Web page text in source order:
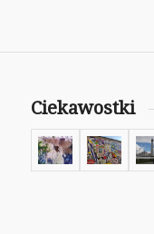
Ciekawostki